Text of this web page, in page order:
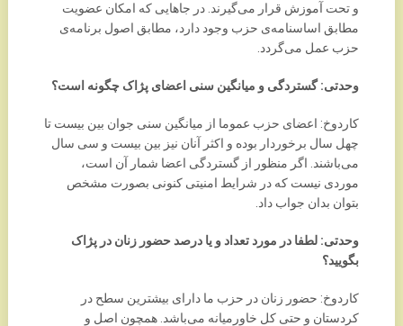
و تحت آموزش قرار می‌گیرند. در جاهایی که امکان عضویت
مطابق اساسنامه‌ی حزب وجود دارد، مطابق اصول برنامه‌ی
حزب عمل می‌گردد.
وحدتی: گستردگی و میانگین سنی اعضای پژاک چگونه است؟
کاردوخ: اعضای حزب عموما از میانگین سنی جوان بین بیست تا
چهل سال برخوردار بوده و اکثر آنان نیز بین بیست و سی سال
می‌باشند. اگر منظور از گستردگی اعضا شمار آن است،
موردی نیست که در شرایط امنیتی کنونی بصورت مشخص
بتوان بدان جواب داد.
وحدتی: لطفا در مورد تعداد و یا درصد حضور زنان در پژاک
بگویید؟
کاردوخ: حضور زنان در حزب ما دارای بیشترین سطح در
کردستان و حتی کل خاورمیانه می‌باشد. همچون اصل و